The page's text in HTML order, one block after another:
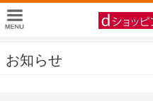
お知らせ